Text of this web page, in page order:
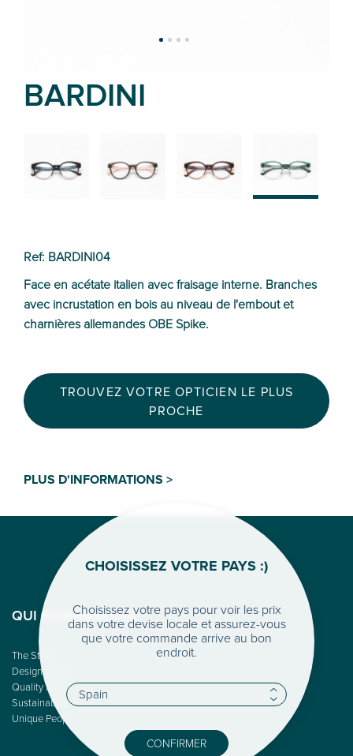
BARDINI
Ref: BARDINI04
Face en acétate italien avec fraisage interne. Branches
avec incrustation en bois au niveau de l'embout et
charnières allemandes OBE Spike.
TROUVEZ VOTRE OPTICIEN LE PLUS
PROCHE
PLUS D'INFORMATIONS >
QUI SOMME-NOUS
The Story
Design & Color
Quality First
Sustainability
Unique People
CHOISISSEZ VOTRE PAYS :)
Choisissez votre pays pour voir les prix
dans votre devise locale et assurez-vous
que votre commande arrive au bon
endroit.
CONFIRMER